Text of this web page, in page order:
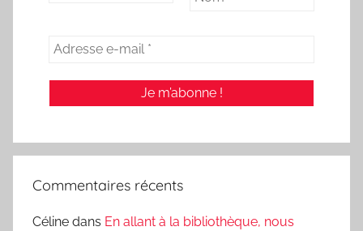
Commentaires récents
Céline dans En allant à la bibliothèque, nous